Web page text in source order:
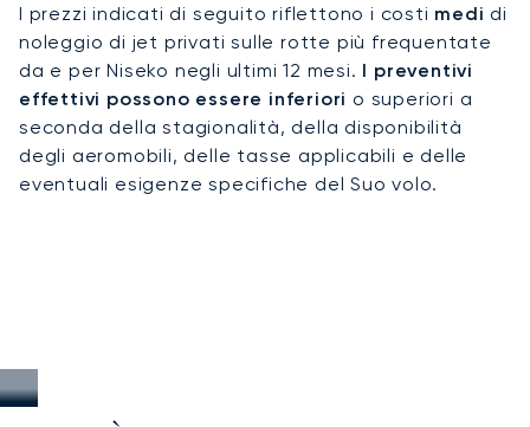
I prezzi indicati di seguito riflettono i costi medi di
noleggio di jet privati sulle rotte più frequentate
da e per Niseko negli ultimi 12 mesi. I preventivi
effettivi possono essere inferiori o superiori a
seconda della stagionalità, della disponibilità
degli aeromobili, delle tasse applicabili e delle
eventuali esigenze specifiche del Suo volo.